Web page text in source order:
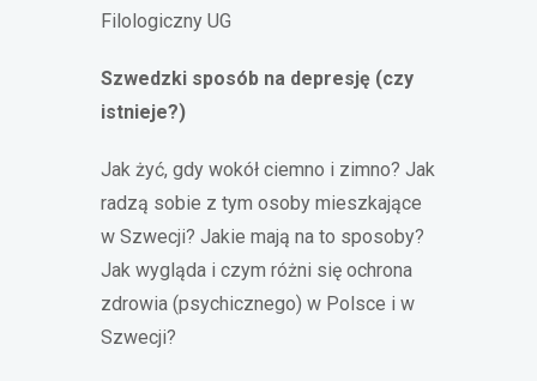
Filologiczny UG
Szwedzki sposób na depresję (czy
istnieje?)
Jak żyć, gdy wokół ciemno i zimno? Jak
radzą sobie z tym osoby mieszkające
w Szwecji? Jakie mają na to sposoby?
Jak wygląda i czym różni się ochrona
zdrowia (psychicznego) w Polsce i w
Szwecji?